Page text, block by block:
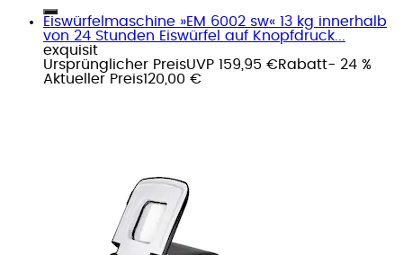
Eiswürfelmaschine »EM 6002 sw« 13 kg innerhalb
von 24 Stunden Eiswürfel auf Knopfdruck...
exquisit
Ursprünglicher PreisUVP 159,95 €Rabatt- 24 %
Aktueller Preis120,00 €